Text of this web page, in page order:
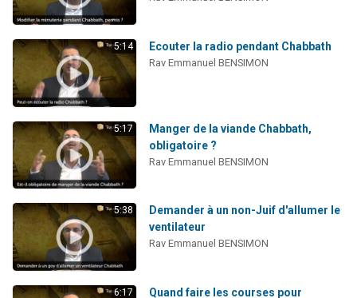
Eva vient de donner son Maasser
3 personnes viennent de faire un don pour Événements Torah-Box
5:14 Ecouter la radio pendant Chabbath
Rav Emmanuel BENSIMON
5:17
Manger de la viande Chabbath,
obligatoire ?
Rav Emmanuel BENSIMON
5:38
Demander à un non-Juif d'allumer le
ventilateur
Rav Emmanuel BENSIMON
6:17
Quand faire les courses pour